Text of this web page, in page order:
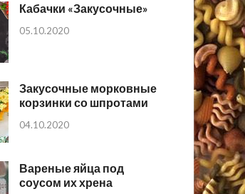
Кабачки «Закусочные»
05.10.2020
Закусочные морковные
корзинки со шпротами
04.10.2020
Вареные яйца под
соусом их хрена